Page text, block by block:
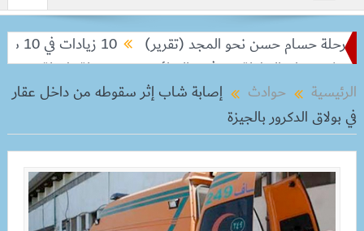
حسام حسن نحو المجد (تقرير)
10 زيادات في 10 سنوات.. هل حان الوقت لرفع دعم البنزين نهائيا؟
البطولة من ثمن النهائي
بعد رحلة طويلة.. ميسي يعود
الرئيسية
حوادث
إصابة شاب إثر سقوطه من داخل عقار
في بولاق الدكرور بالجيزة